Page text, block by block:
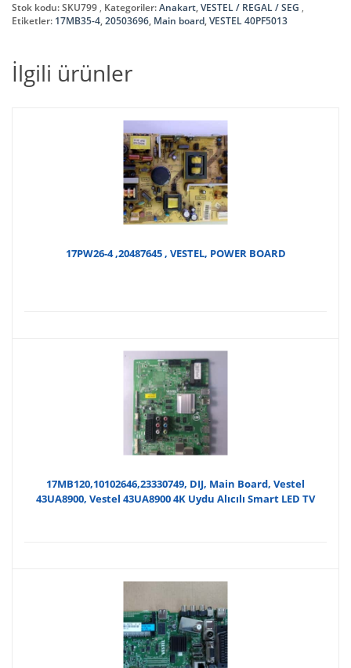
Stok kodu:SKU799 Kategoriler:Anakart,VESTEL / REGAL / SEG
Etiketler: 17MB35-4,20503696, Main board,VESTEL 40PF5013
İlgili ürünler
17PW26-4 ,20487645 , VESTEL, POWER BOARD
17MB120,10102646,23330749, DIJ, Main Board, Vestel
43UA8900, Vestel 43UA8900 4K Uydu Alıcılı Smart LED TV